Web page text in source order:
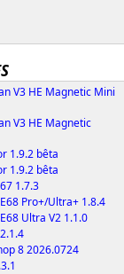
V3 HE Magnetic Mini
V3 HE Magnetic
1.9.2 bêta
1.9.2 bêta
1.7.3
Pro+/Ultra+ 1.8.4
Ultra V2 1.1.0
8 2026.0724